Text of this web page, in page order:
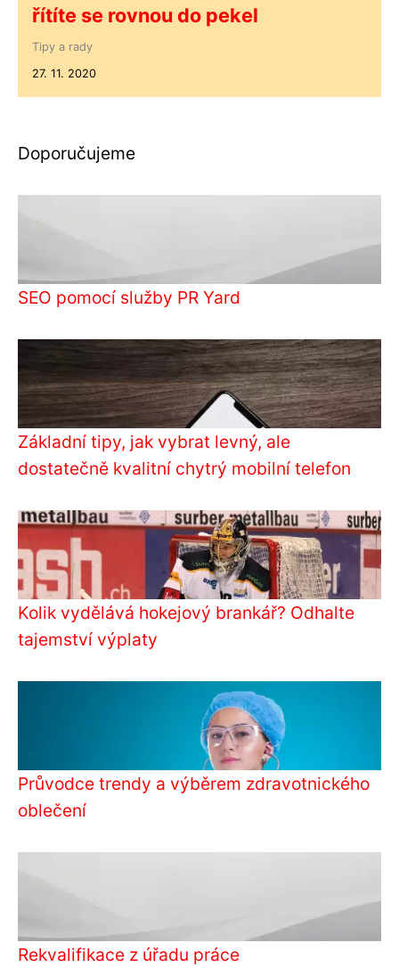
řítíte se rovnou do pekel
Tipy a rady
27. 11. 2020
Doporučujeme
SEO pomocí služby PR Yard
Základní tipy, jak vybrat levný, ale
dostatečně kvalitní chytrý mobilní telefon
Kolik vydělává hokejový brankář? Odhalte
tajemství výplaty
Průvodce trendy a výběrem zdravotnického
oblečení
Rekvalifikace z úřadu práce